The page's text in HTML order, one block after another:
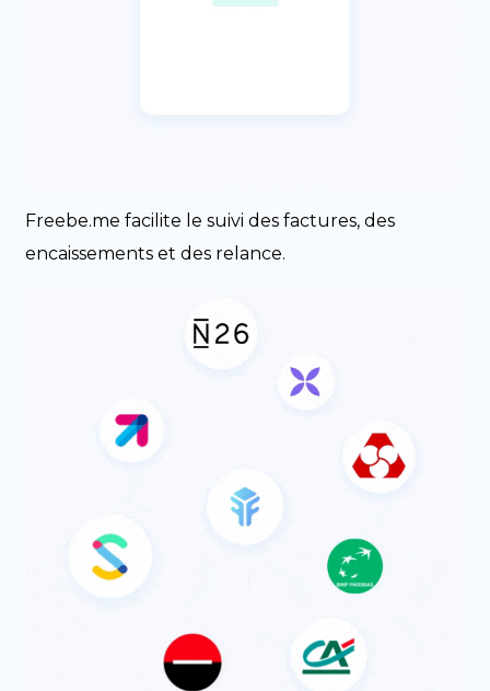
Freebe.me facilite le suivi des factures, des
encaissements et des relance.